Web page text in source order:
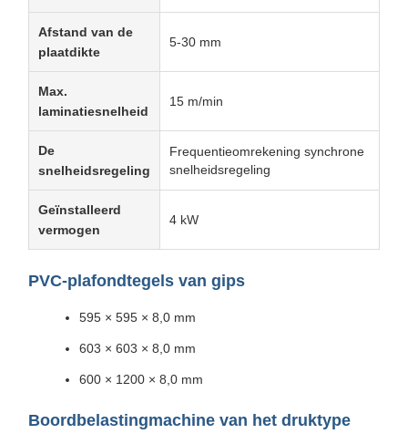
Afstand van de
plaatdikte
5-30 mm
Max.
laminatiesnelheid
15 m/min
De
snelheidsregeling
Frequentieomrekening synchrone
snelheidsregeling
Geïnstalleerd
vermogen
4 kW
PVC-plafondtegels van gips
595 × 595 × 8,0 mm
603 × 603 × 8,0 mm
600 × 1200 × 8,0 mm
Boordbelastingmachine van het druktype